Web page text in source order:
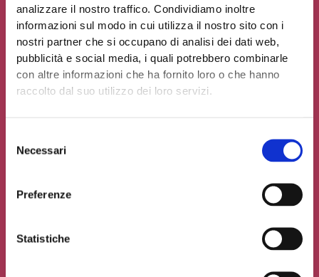
analizzare il nostro traffico. Condividiamo inoltre
informazioni sul modo in cui utilizza il nostro sito con i
nostri partner che si occupano di analisi dei dati web,
pubblicità e social media, i quali potrebbero combinarle
con altre informazioni che ha fornito loro o che hanno
raccolto dal suo utilizzo dei loro servizi.
delNecessari
Preferenze
Statistiche
Contribuisci al glossario
Seleziona un'opzione